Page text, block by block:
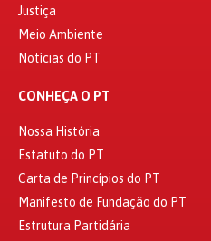
Justiça
Meio Ambiente
Notícias do PT
CONHEÇA O PT
Nossa História
Estatuto do PT
Carta de Princípios do PT
Manifesto de Fundação do PT
Estrutura Partidária